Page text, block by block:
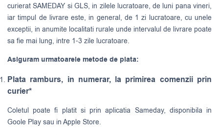
curieratSAMEDAY si GLS, in zilele lucratoare, de luni pana vineri,
iar timpul de livrare este, in general, de 1 zi lucratoare, cu unele
exceptii, in anumite localitati rurale unde intervalul de livrare poate
sa fie mai lung, intre 1-3 zile lucratoare.
Asiguram urmatoarele metode de plata:
Plata ramburs, in numerar, la primirea comenzii prin
curier*
Coletul poate fi platit si prin aplicatia Sameday, disponibila in
Goole Play sau in Apple Store.